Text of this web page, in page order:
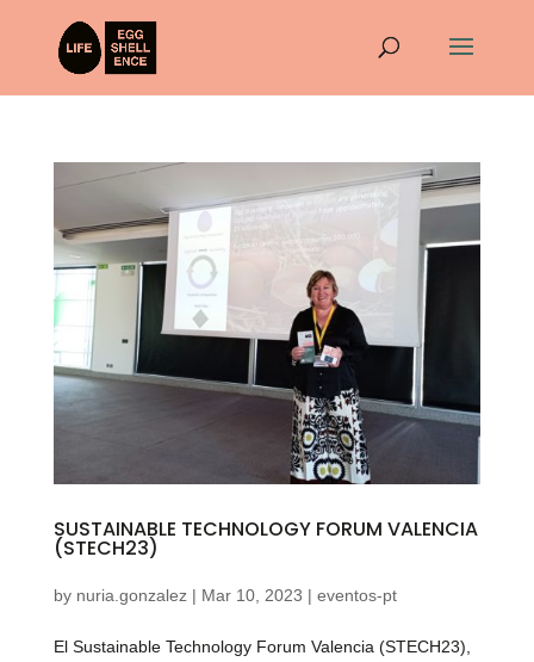
SUSTAINABLE TECHNOLOGY FORUM VALENCIA
(STECH23)
by nuria.gonzalez| Mar 10, 2023 | eventos-pt
El Sustainable Technology Forum Valencia (STECH23),